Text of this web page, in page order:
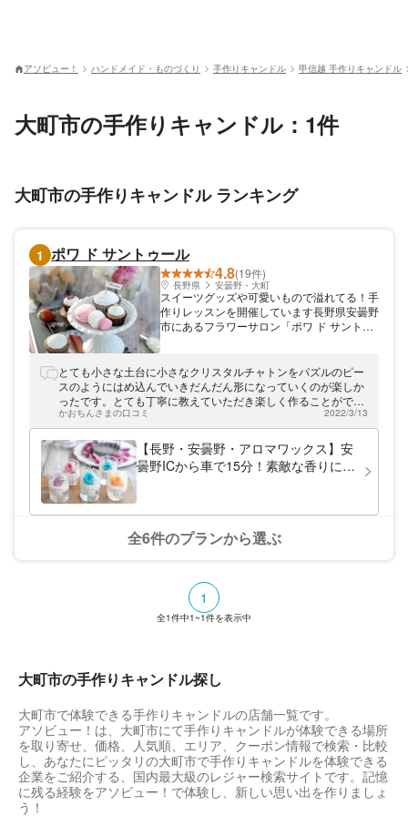
アソビュー！ ハンドメイド・ものづくり 手作りキャンドル 甲信越 手作りキャンドル
大町市の手作りキャンドル：1件
大町市の手作りキャンドル ランキング
1 ポワ ド サントゥール
4.8(19件)
長野県 安曇野・大町
スイーツグッズや可愛いもので溢れてる！手
作りレッスンを開催しています長野県安曇野
市にあるフラワーサロン「ポワ ド サントゥ
なたでもお手軽に手作り制作できるプランを
ご用意しております！少人数制なので初めて
の方でもゆったりと制作できますよ。女性ら
しさ溢れるアイテムで心の隅々まで癒されま
しょう。
とても小さな土台に小さなクリスタルチャトンをパズルのピー
スのようにはめ込んでいきだんだん形になっていくのが楽しか
ったです。とても丁寧に教えていただき楽しく作ることができ
ました。ありがとうございました。
かおちんさまの口コミ 2022/3/13
【長野・安曇野・アロマワックス】安
曇野ICから車で15分！素敵な香りに心
全6件のプランから選ぶ
1
全1件中1~1件を表示中
大町市の手作りキャンドル探し
大町市で体験できる手作りキャンドルの店舗一覧です。
アソビュー！は、大町市にて手作りキャンドルが体験できる場所
を取り寄せ、価格、人気順、エリア、クーポン情報で検索・比較
し、あなたにピッタリの大町市で手作りキャンドルを体験できる
企業をご紹介する、国内最大級のレジャー検索サイトです。記憶
に残る経験をアソビュー！で体験し、新しい思い出を作りましょ
う！